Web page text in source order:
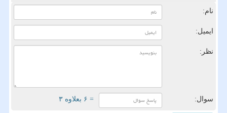
نام:
ایمیل:
نظر:
سوال: = ۶ بعلاوه ۳